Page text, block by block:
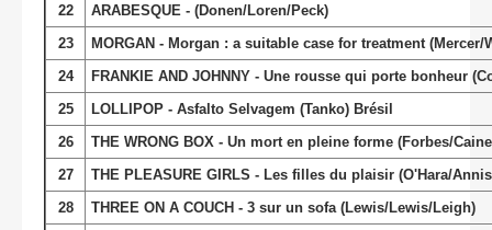
22
ARABESQUE - (Donen/Loren/Peck)
23
MORGAN - Morgan : a suitable case for treatment (Mercer/
24
FRANKIE AND JOHNNY - Une rousse qui porte bonheur
25
LOLLIPOP - Asfalto Selvagem (Tanko) Brésil
26
THE WRONG BOX - Un mort en pleine forme (Forbes/
27
THE PLEASURE GIRLS - Les filles du plaisir (O'Hara/
28
THREE ON A COUCH - 3 sur un sofa (Lewis/Lewis/Leigh)